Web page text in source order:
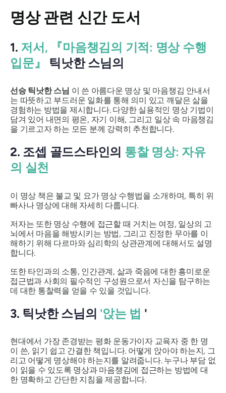
명상 관련 신간 도서
1. 저서, 『마음챙김의 기적: 명상 수행
입문』
틱낫한 스님의
선승 틱낫한 스님 이 쓴 아름다운 명상 및 마음챙김 안내서
는 따뜻하고 부드러운 일화를 통해 의미 있고 깨달은 삶을
경험하는 방법을 제시합니다. 다양한 실용적인 명상 기법이
담겨 있어 내면의 평온, 자기 이해, 그리고 일상 속 마음챙김
을 기르고자 하는 모든 분께 강력히 추천합니다.
2. 조셉 골드스타인의 통찰 명상: 자유
의 실천
이 명상 책은 불교 및 요가 명상 수행법을 소개하며, 특히 위
빠사나 명상에 대해 자세히 다룹니다.
저자는 또한 명상 수행에 접근할 때 거치는 여정, 일상의 고
뇌에서 마음을 해방시키는 방법, 그리고 진정한 무아를 이
해하기 위해 다르마와 심리학의 상관관계에 대해서도 설명
합니다.
또한 타인과의 소통, 인간관계, 삶과 죽음에 대한 흥미로운
접근법과 사회의 필수적인 구성원으로서 자신을 탐구하는
데 대한 통찰력을 얻을 수 있을 것입니다.
3. 틱낫한 스님의 '앉는 법 '
현대에서 가장 존경받는 평화 운동가이자 교육자 중 한 명
이 쓴, 읽기 쉽고 간결한 책입니다. 어떻게 앉아야 하는지, 그
리고 어떻게 명상해야 하는지를 알려줍니다. 누구나 부담 없
이 읽을 수 있도록 명상과 마음챙김에 접근하는 방법에 대
한 명확하고 간단한 지침을 제공합니다.